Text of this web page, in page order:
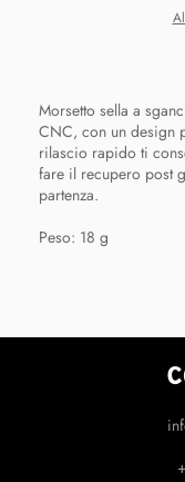
Morsetto sella a
CNC, con un design
rilascio rapido ti
fare il recupero post
partenza.
Peso: 18 g